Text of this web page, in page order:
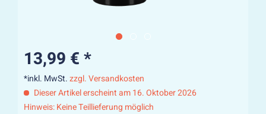
13,99 € *
*inkl. MwSt.zzgl. Versandkosten
Dieser Artikel erscheint am 16. Oktober 2026
Hinweis: Keine Teillieferung möglich